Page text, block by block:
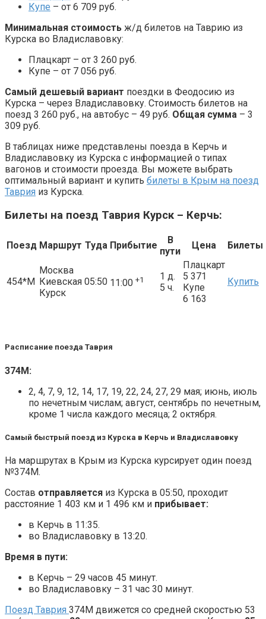
Купе – от 6 709 руб.
Минимальная стоимость ж/д билетов на Таврию из
Курска во Владиславовку:
Плацкарт – от 3 260 руб.
Купе – от 7 056 руб.
Самый дешевый вариант поездки в Феодосию из
Курска – через Владиславовку. Стоимость билетов на
поезд 3 260 руб., на автобус – 49 руб. Общая сумма – 3
309 руб.
В таблицах ниже представлены поезда в Керчь и
Владиславовку из Курска с информацией о типах
вагонов и стоимости проезда. Вы можете выбрать
оптимальный вариант и купить билеты в Крым на поезд
Таврия из Курска.
Билеты на поезд Таврия Курск – Керчь:
Поезд Маршрут Туда Прибытие
В
пути
Цена Билеты
454*М
Москва
Киевская
Курск
05:50 11:00 +1
1 д.
5 ч.
Плацкарт
5 371
Купе
6 163
Купить
Расписание поезда Таврия
374М:
2, 4, 7, 9, 12, 14, 17, 19, 22, 24, 27, 29 мая; июнь, июль
по нечетным числам; август, сентябрь по нечетным,
кроме 1 числа каждого месяца; 2 октября.
Самый быстрый поезд из Курска в Керчь и Владиславовку
На маршрутах в Крым из Курска курсирует один поезд
№374М.
Состав отправляется из Курска в 05:50, проходит
расстояние 1 403 км и 1 496 км и прибывает:
в Керчь в 11:35.
во Владиславовку в 13:20.
Время в пути:
в Керчь – 29 часов 45 минут.
во Владиславовку – 31 час 30 минут.
Поезд Таврия 374М движется со средней скоростью 53